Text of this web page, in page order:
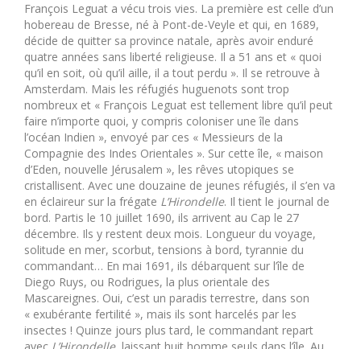
François Leguat a vécu trois vies. La première est celle d’un
hobereau de Bresse, né à Pont-de-Veyle et qui, en 1689,
décide de quitter sa province natale, après avoir enduré
quatre années sans liberté religieuse. Il a 51 ans et « quoi
qu’il en soit, où qu’il aille, il a tout perdu ». Il se retrouve à
Amsterdam. Mais les réfugiés huguenots sont trop
nombreux et « François Leguat est tellement libre qu’il peut
faire n’importe quoi, y compris coloniser une île dans
l’océan Indien », envoyé par ces « Messieurs de la
Compagnie des Indes Orientales ». Sur cette île, « maison
d’Eden, nouvelle Jérusalem », les rêves utopiques se
cristallisent. Avec une douzaine de jeunes réfugiés, il s’en va
en éclaireur sur la frégate L’Hirondelle. Il tient le journal de
bord. Partis le 10 juillet 1690, ils arrivent au Cap le 27
décembre. Ils y restent deux mois. Longueur du voyage,
solitude en mer, scorbut, tensions à bord, tyrannie du
commandant… En mai 1691, ils débarquent sur l’île de
Diego Ruys, ou Rodrigues, la plus orientale des
Mascareignes. Oui, c’est un paradis terrestre, dans son
« exubérante fertilité », mais ils sont harcelés par les
insectes ! Quinze jours plus tard, le commandant repart